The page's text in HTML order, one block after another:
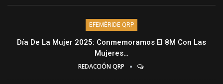
EFEMÉRIDE QRP
Día De La Mujer 2025: Conmemoramos El 8M Con Las
Mujeres…
REDACCIÓN QRP